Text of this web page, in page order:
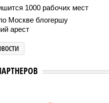
1000 рабочих мест
Москве блогершу
арест